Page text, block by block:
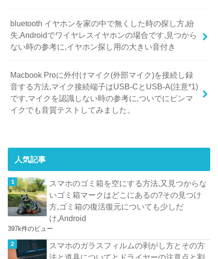
bluetooth イヤホンを家の中で無くした時の探し方,紛
失,Androidでワイヤレスイヤホンの場合です,見つから
ない時の参考に,イヤホン探し用の大きい音付き
Macbook Proに外付けマイク(外部マイク)を接続し録
音する方法,マイク接続端子はUSB-CとUSB-A(注意*1)
です,マイクを認識しない時の参考に,ついでにピンマ
イクでも音質テストしてみました。
人気記事
スマホのゴミ箱を空にする方法,又見つからな
いゴミ箱マークはどこにあるの?その見つけ
方,ゴミ箱の復活復元についても少しだ
け,Android
397k件のビュー
スマホのガラスフィルムの剥がし方とその方
法と道具についてとドライヤーの注意点と割